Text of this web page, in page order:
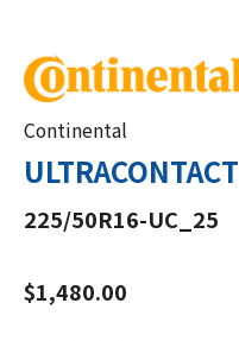
Continental
ULTRACONTACT
225/50R16-UC_25
$1,480.00